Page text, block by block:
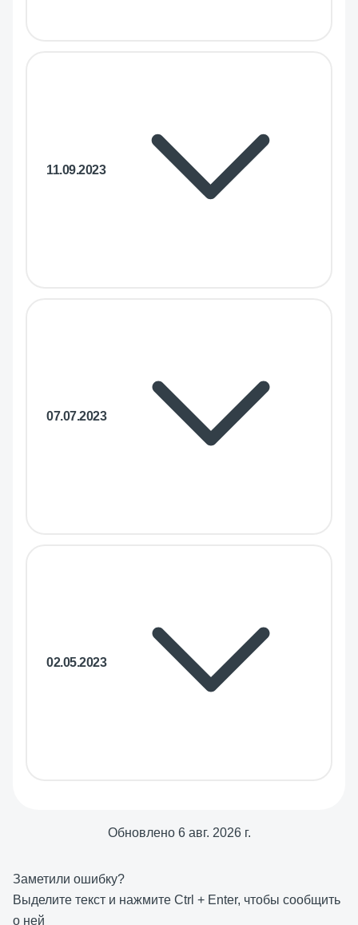
11.09.2023
07.07.2023
02.05.2023
Обновлено 6 авг. 2026 г.
Заметили ошибку?
Выделите текст и нажмите Ctrl + Enter, чтобы сообщить
о ней